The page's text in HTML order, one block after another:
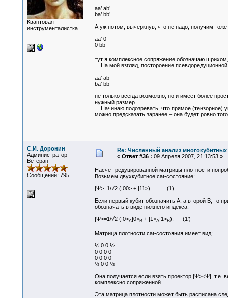
Квантовая
инструменталистка
aa’ ab’
ba’ bb’
А уж потом, вычеркнув, что не надо, получим
aa’ 0
0 bb’
тут я комплексное сопряжение обозначаю
На мой взгляд, постороение
aa’ ab’
ba’ bb’
не только всегда возможно, но и имеет более
нужный размер.
Начинаю подозревать, что прямое (тензорное)
можно предсказать заранее – она будет ровно
С.И. Доронин
Администратор
Ветеран
Сообщений: 795
Re: Численный анализ многокубитных
« Ответ #36 : 09 Апреля 2007, 21:13:53 »
Насчет редуцированной матрицы плотности
Возьмем двухкубитное cat-состояние:
|Ψ>=1/√2 (|00> + |11>). (1)
Если первый кубит обозначить А, а второй В, то
обозначать в виде нижнего индекса.
|Ψ>=1/√2 (|0>A |0>B+ |1>A |1>B). (1')
Матрица плотности cat-состояния имеет вид:
½ 0 0 ½
0 0 0 0
0 0 0 0
½ 0 0 ½
Она получается если взять проектор |Ψ><Ψ|, т.е.
комплексно сопряженной.
Эта матрица плотности может быть расписана